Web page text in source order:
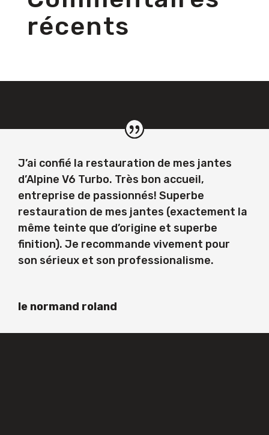
récents
J’ai confié la restauration de mes jantes
d’Alpine V6 Turbo. Très bon accueil,
entreprise de passionnés! Superbe
restauration de mes jantes (exactement la
même teinte que d’origine et superbe
finition). Je recommande vivement pour
son sérieux et son professionalisme.
le normand roland